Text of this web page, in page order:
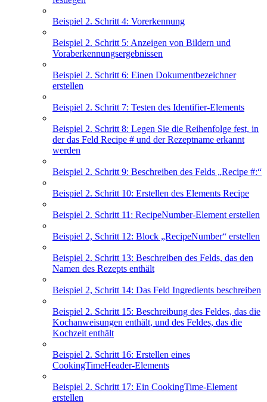
Beispiel 2. Schritt 4: Vorerkennung
Beispiel 2. Schritt 5: Anzeigen von Bildern und
Voraberkennungsergebnissen
Beispiel 2. Schritt 6: Einen Dokumentbezeichner
erstellen
Beispiel 2. Schritt 7: Testen des Identifier-Elements
Beispiel 2. Schritt 8: Legen Sie die Reihenfolge fest, in
der das Feld Recipe # und der Rezeptname erkannt
werden
Beispiel 2. Schritt 9: Beschreiben des Felds „Recipe #:“
Beispiel 2. Schritt 10: Erstellen des Elements Recipe
Beispiel 2. Schritt 11: RecipeNumber-Element erstellen
Beispiel 2, Schritt 12: Block „RecipeNumber“ erstellen
Beispiel 2. Schritt 13: Beschreiben des Felds, das den
Namen des Rezepts enthält
Beispiel 2, Schritt 14: Das Feld Ingredients beschreiben
Beispiel 2. Schritt 15: Beschreibung des Feldes, das die
Kochanweisungen enthält, und des Feldes, das die
Kochzeit enthält
Beispiel 2. Schritt 16: Erstellen eines
CookingTimeHeader-Elements
Beispiel 2. Schritt 17: Ein CookingTime-Element
erstellen